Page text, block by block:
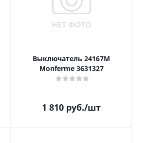
Выключатель 24167M
Monferme 3631327
1 810 руб./шт